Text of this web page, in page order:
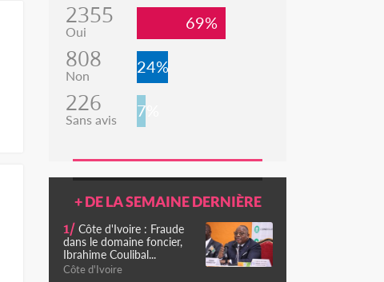
2355
Oui 69%
808
Non 24%
226
Sans avis 7%
+ DE LA SEMAINE DERNIÈRE
1/ Côte d'Ivoire : Fraude
dans le domaine foncier,
Ibrahime Coulibal...
Côte d'Ivoire